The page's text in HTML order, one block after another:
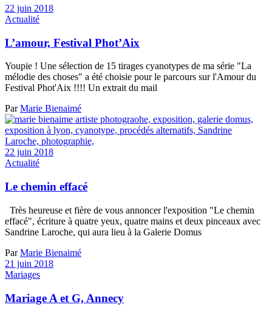
22 juin 2018
Actualité
L’amour, Festival Phot’Aix
Youpie ! Une sélection de 15 tirages cyanotypes de ma série "La
mélodie des choses" a été choisie pour le parcours sur l'Amour du
Festival Phot'Aix !!!! Un extrait du mail
ParMarie Bienaimé
22 juin 2018
Actualité
Le chemin effacé
Très heureuse et fière de vous annoncer l'exposition "Le chemin
effacé", écriture à quatre yeux, quatre mains et deux pinceaux avec
Sandrine Laroche, qui aura lieu à la Galerie Domus
ParMarie Bienaimé
21 juin 2018
Mariages
Mariage A et G, Annecy